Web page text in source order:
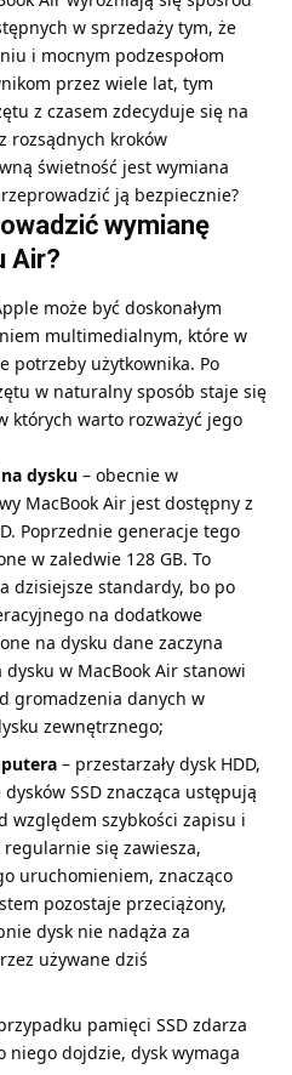
w sprzedaży tym, że
i mocnym podzespołom
przez wiele lat, tym
z czasem zdecyduje się na
rozsądnych kroków
świetność jest wymiana
ją bezpiecznie?
wymianę
Air?
może być doskonałym
multimedialnym, które w
potrzeby użytkownika. Po
w naturalny sposób staje się
których warto rozważyć jego
dysku – obecnie w
MacBook Air jest dostępny z
Poprzednie generacje tego
w zaledwie 128 GB. To
dzisiejsze standardy, bo po
na dodatkowe
na dysku dane zaczyna
w MacBook Air stanowi
gromadzenia danych w
zewnętrznego;
– przestarzały dysk HDD,
SSD znacząca ustępują
względem szybkości zapisu i
się zawiesza,
uruchomieniem, znacząco
pozostaje przeciążony,
dysk nie nadąża za
używane dziś
pamięci SSD zdarza
niego dojdzie, dysk wymaga